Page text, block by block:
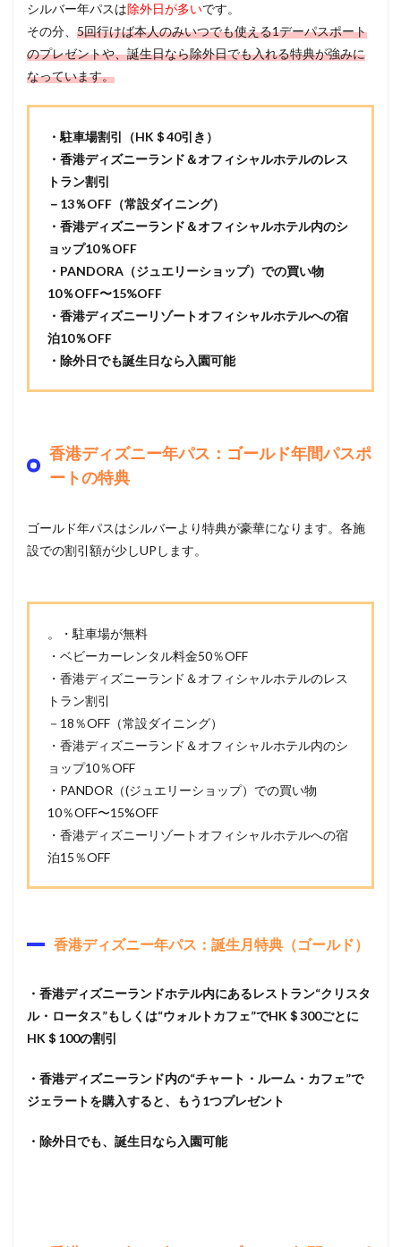
シルバー年パスは除外日が多いです。
その分、 5回行けば本人のみいつでも使える1デーパスポート
のプレゼントや、誕生日なら除外日でも入れる特典が強みに
なっています。
・駐車場割引（HK＄40引き）
・香港ディズニーランド＆オフィシャルホテルのレス
トラン割引
－13％OFF（常設ダイニング）
・香港ディズニーランド＆オフィシャルホテル内のシ
ョップ10％OFF
・PANDORA（ジュエリーショップ）での買い物
10％OFF〜15%OFF
・香港ディズニーリゾートオフィシャルホテルへの宿
泊10％OFF
・除外日でも誕生日なら入園可能
香港ディズニー年パス：ゴールド年間パスポ
ートの特典
ゴールド年パスはシルバーより特典が豪華になります。 各施
設での割引額が少しUPします。
。・駐車場が無料
・ベビーカーレンタル料金50％OFF
・香港ディズニーランド＆オフィシャルホテルのレス
トラン割引
－18％OFF（常設ダイニング）
・香港ディズニーランド＆オフィシャルホテル内のシ
ョップ10％OFF
・PANDOR（(ジュエリーショップ）での買い物
10％OFF〜15%OFF
・香港ディズニーリゾートオフィシャルホテルへの宿
泊15％OFF
香港ディズニー年パス：誕生月特典（ゴールド）
・香港ディズニーランドホテル内にあるレストラン“クリスタ
ル・ロータス”もしくは“ウォルトカフェ”でHK＄300ごとに
HK＄100の割引
・香港ディズニーランド内の“チャート・ルーム・カフェ”で
ジェラートを購入すると、もう1つプレゼント
・除外日でも、誕生日なら入園可能